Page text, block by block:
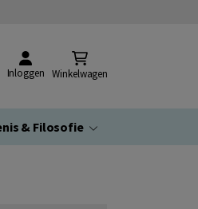
Inloggen Winkelwagen
& Filosofie